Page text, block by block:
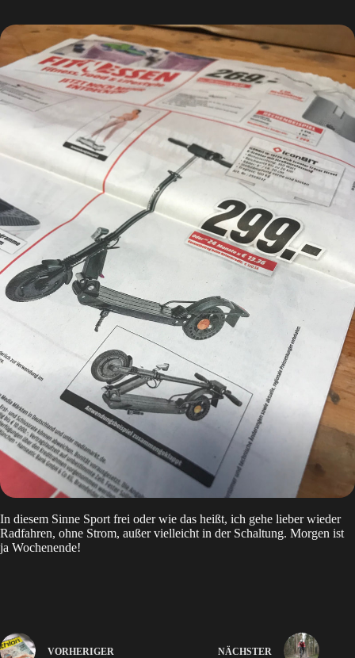
In diesem Sinne Sport frei oder wie das heißt, ich gehe lieber wieder
Radfahren, ohne Strom, außer vielleicht in der Schaltung. Morgen ist
ja Wochenende!
VORHERIGER NÄCHSTER